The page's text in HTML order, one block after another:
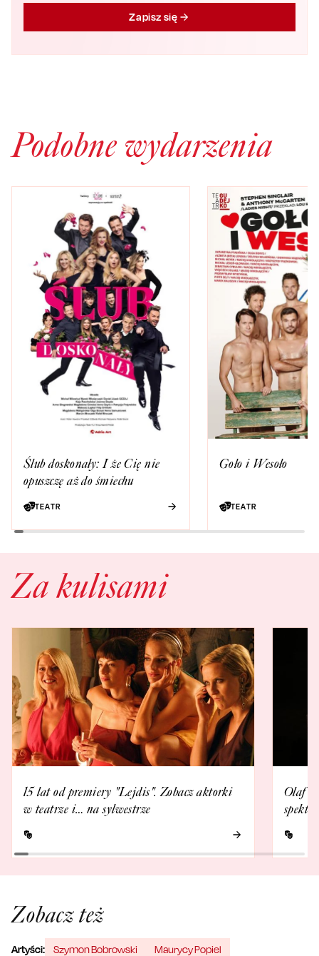
Zapisz się
Podobne wydarzenia
Ślub doskonały: I że Cię nie
opuszczę aż do śmiechu
TEATR
Goło i Wesoło
TEATR
Za kulisami
15 lat od premiery "Lejdis". Zobacz aktorki
w teatrze i… na sylwestrze
Olaf
Zobacz też
Artyści: Szymon Bobrowski Maurycy Popiel